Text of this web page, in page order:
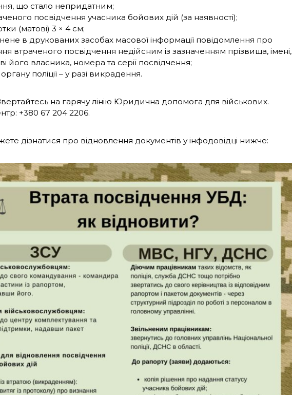
що стало непридатним;
посвідчення учасника бойових дій (за наявності);
(матові) 3 × 4 см;
в друкованих засобах масової інформації повідомлення про
втраченого посвідчення недійсним із зазначенням прізвища, імені,
його власника, номера та серії посвідчення;
поліції – у разі викрадення.
на гарячу лінію Юридична допомога для військових.
+380 67 204 2206.
дізнатися про відновлення документів у інфодовідці нижче: